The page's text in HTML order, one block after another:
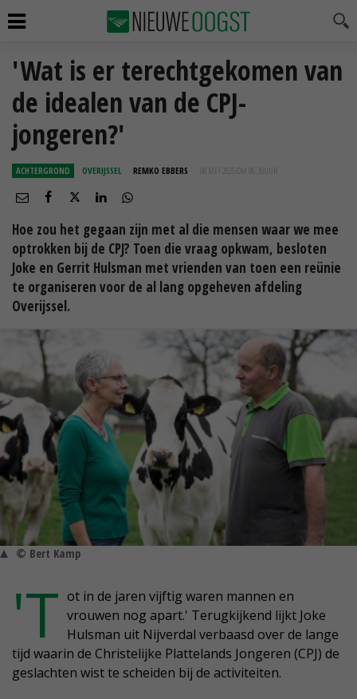
'Wat is er terechtgekomen van
de idealen van de CPJ-
jongeren?'
ACHTERGROND OVERIJSSEL REMKO EBBERS 08 MEI 2025 OM 06:30
Hoe zou het gegaan zijn met al die mensen waar we mee
optrokken bij de CPJ? Toen die vraag opkwam, besloten
Joke en Gerrit Hulsman met vrienden van toen een reünie
te organiseren voor de al lang opgeheven afdeling
Overijssel.
© Bert Kamp
'T ot in de jaren vijftig waren mannen en
vrouwen nog apart.' Terugkijkend lijkt Joke
Hulsman uit Nijverdal verbaasd over de lange
tijd waarin de Christelijke Plattelands Jongeren (CPJ) de
geslachten wist te scheiden bij de activiteiten.